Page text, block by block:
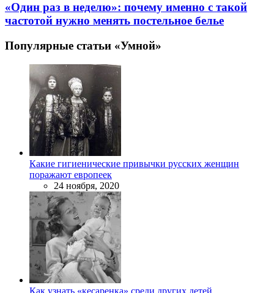
«Один раз в неделю»: почему именно с такой
частотой нужно менять постельное белье
Популярные статьи «Умной»
Какие гигиенические привычки русских женщин
поражают европеек
24 ноября, 2020
Как узнать «кесаренка» среди других детей